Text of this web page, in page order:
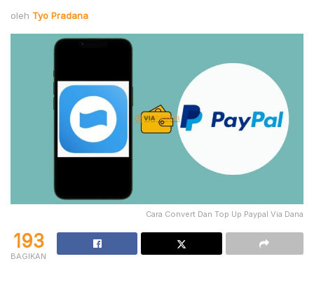
oleh Tyo Pradana
Cara Convert Dan Top Up Paypal Via Dana
193
BAGIKAN